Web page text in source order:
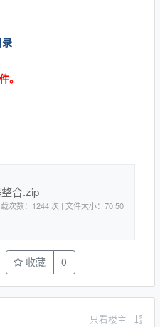
。
合.zip
收藏 0
只看楼主